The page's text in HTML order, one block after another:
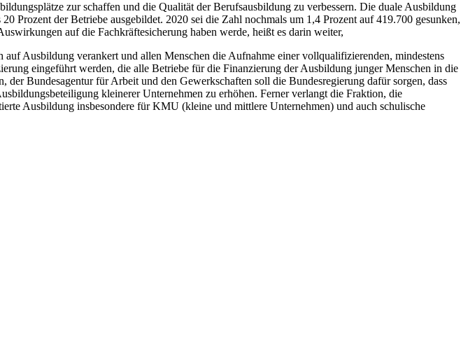
zur schaffen und die Qualität der Berufsausbildung zu verbessern. Die duale Ausbildung
Prozent der Betriebe ausgebildet. 2020 sei die Zahl nochmals um 1,4 Prozent auf 419.700 gesunken,
auf die Fachkräftesicherung haben werde, heißt es darin weiter,
Ausbildung verankert und allen Menschen die Aufnahme einer vollqualifizierenden, mindestens
eingeführt werden, die alle Betriebe für die Finanzierung der Ausbildung junger Menschen in die
Bundesagentur für Arbeit und den Gewerkschaften soll die Bundesregierung dafür sorgen, dass
kleinerer Unternehmen zu erhöhen. Ferner verlangt die Fraktion, die
Ausbildung insbesondere für KMU (kleine und mittlere Unternehmen) und auch schulische